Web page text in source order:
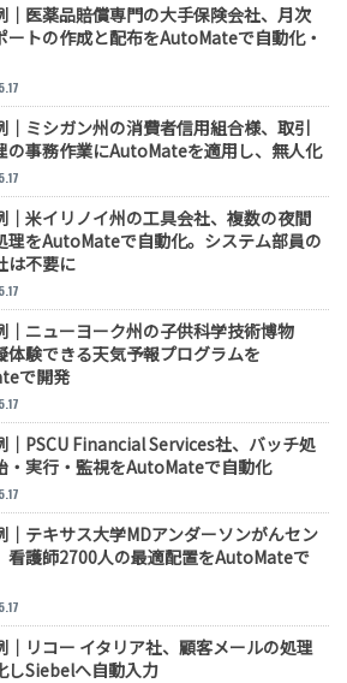
｜医薬品賠償専門の大手保険会社、月次
ートの作成と配布をAutoMateで自動化・
｜ミシガン州の消費者信用組合様、取引
の事務作業にAutoMateを適用し、無人化
｜米イリノイ州の工具会社、複数の夜間
理をAutoMateで自動化。システム部員の
は不要に
｜ニューヨーク州の子供科学技術博物
体験できる天気予報プログラムを
で開発
｜PSCU Financial Services社、バッチ処
・実行・監視をAutoMateで自動化
｜テキサス大学MDアンダーソンがんセン
看護師2700人の最適配置をAutoMateで
｜リコー イタリア社、顧客メールの処理
しSiebelへ自動入力